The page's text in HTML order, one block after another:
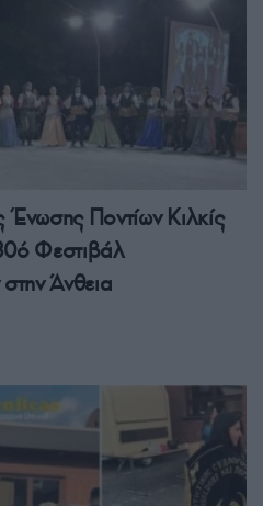
Ποντίων Κιλκίς
Φεστιβάλ
Άνθεια